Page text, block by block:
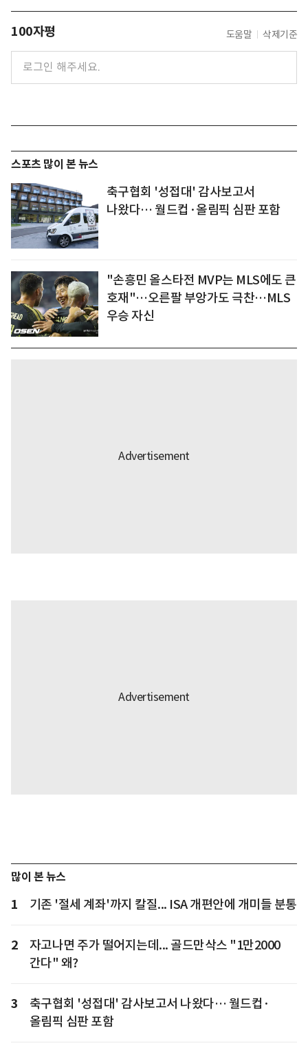
100자평 도움말 삭제기준
스포츠 많이 본 뉴스
축구협회 '성접대' 감사보고서
나왔다… 월드컵·올림픽 심판 포함
"손흥민 올스타전 MVP는 MLS에도 큰
호재"…오른팔 부앙가도 극찬…MLS
우승 자신
많이 본 뉴스
1 기존 '절세 계좌'까지 칼질... ISA 개편안에 개미들 분통
2
자고나면 주가 떨어지는데... 골드만삭스 "1만2000
간다" 왜?
3
축구협회 '성접대' 감사보고서 나왔다… 월드컵·
올림픽 심판 포함